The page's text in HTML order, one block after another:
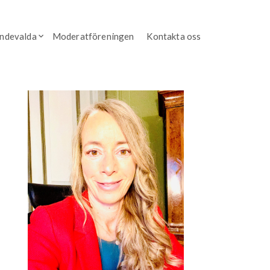
Moderatföreningen Kontakta oss